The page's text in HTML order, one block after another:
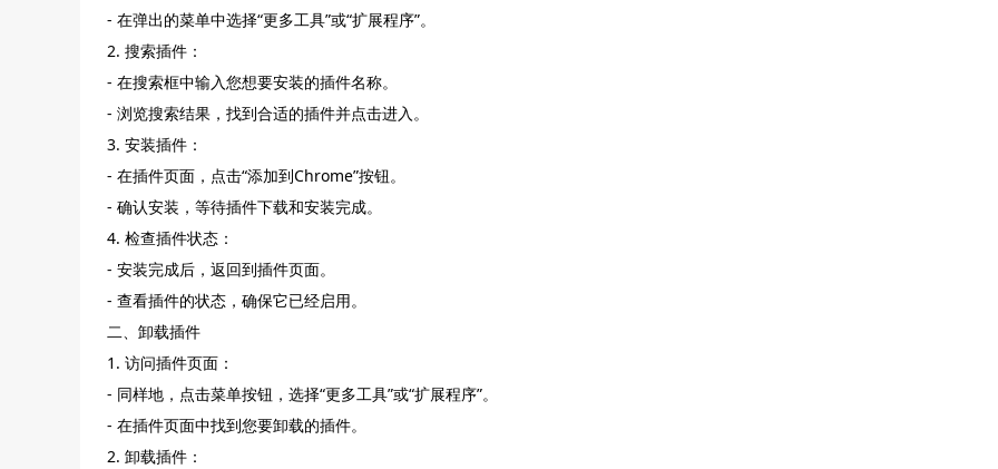
- 在弹出的菜单中选择“更多工具”或“扩展程序”。
2. 搜索插件：
- 在搜索框中输入您想要安装的插件名称。
- 浏览搜索结果，找到合适的插件并点击进入。
3. 安装插件：
- 在插件页面，点击“添加到Chrome”按钮。
- 确认安装，等待插件下载和安装完成。
4. 检查插件状态：
- 安装完成后，返回到插件页面。
- 查看插件的状态，确保它已经启用。
二、卸载插件
1. 访问插件页面：
- 同样地，点击菜单按钮，选择“更多工具”或“扩展程序”。
- 在插件页面中找到您要卸载的插件。
2. 卸载插件：